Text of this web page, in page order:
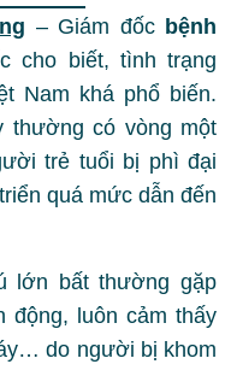
– Giám đốc bệnh
cho biết, tình trạng
Nam khá phổ biến.
thường có vòng một
trẻ tuổi bị phì đại
quá mức dẫn đến
lớn bất thường gặp
động, luôn cảm thấy
do người bị khom